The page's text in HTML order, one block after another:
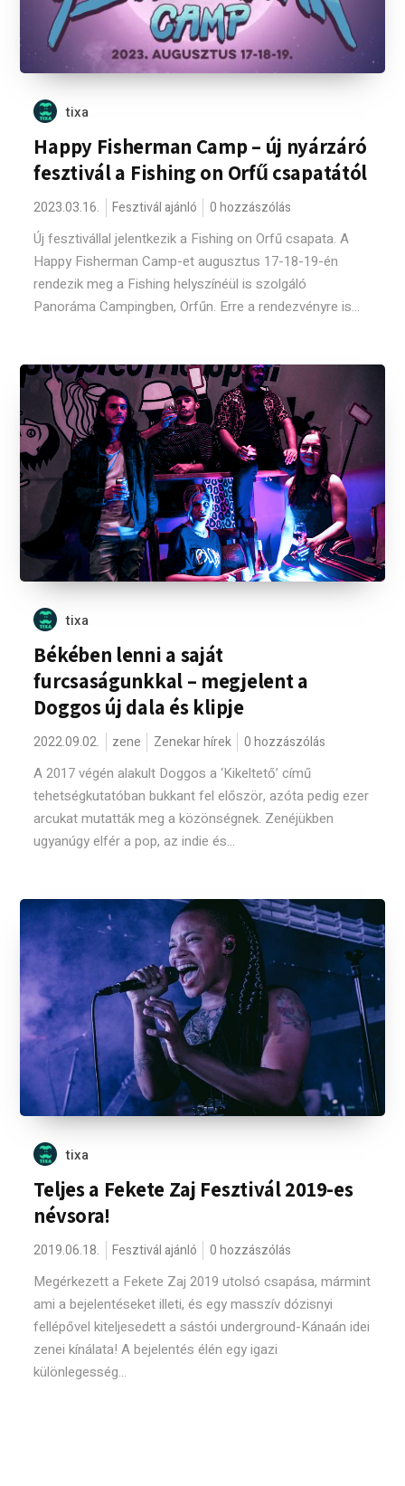
tixa
Happy Fisherman Camp – új nyárzáró
fesztivál a Fishing on Orfű csapatától
2023.03.16. Fesztivál ajánló 0 hozzászólás
Új fesztivállal jelentkezik a Fishing on Orfű csapata. A
Happy Fisherman Camp-et augusztus 17-18-19-én
rendezik meg a Fishing helyszínéül is szolgáló
Panoráma Campingben, Orfűn. Erre a rendezvényre is...
tixa
Békében lenni a saját
furcsaságunkkal – megjelent a
Doggos új dala és klipje
2022.09.02. zene Zenekar hírek 0 hozzászólás
A 2017 végén alakult Doggos a ‘Kikeltető’ című
tehetségkutatóban bukkant fel először, azóta pedig ezer
arcukat mutatták meg a közönségnek. Zenéjükben
ugyanúgy elfér a pop, az indie és...
tixa
Teljes a Fekete Zaj Fesztivál 2019-es
névsora!
2019.06.18. Fesztivál ajánló 0 hozzászólás
Megérkezett a Fekete Zaj 2019 utolsó csapása, mármint
ami a bejelentéseket illeti, és egy masszív dózisnyi
fellépővel kiteljesedett a sástói underground-Kánaán idei
zenei kínálata! A bejelentés élén egy igazi
különlegesség...